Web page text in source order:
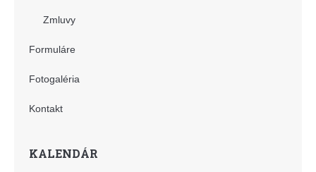
Zmluvy
Formuláre
Fotogaléria
Kontakt
KALENDÁR